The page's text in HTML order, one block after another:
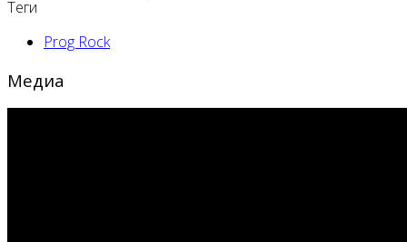
Теги
Prog Rock
Медиа